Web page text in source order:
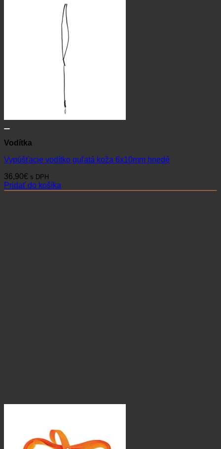
Vodítka
Vypúšťacie vodítko guľatá koža 6x10mm hnedé
36,90€ s DPH
Pridať do košíka